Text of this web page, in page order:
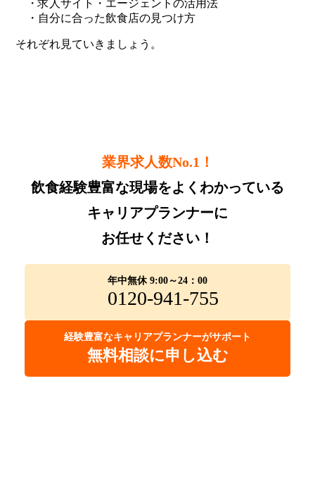
・求人サイト・エージェントの活用法
・自分に合った飲食店の見つけ方
それぞれ見ていきましょう。
業界求人数No.1！
飲食経験豊富な現場をよくわかっている
キャリアプランナーに
お任せください！
年中無休 9:00～24：00
0120-941-755
経験豊富なキャリアプランナーがサポート
無料相談に申し込む